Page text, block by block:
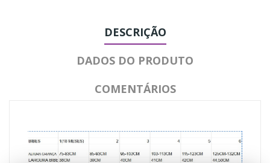
DESCRIÇÃO
DADOS DO PRODUTO
COMENTÁRIOS